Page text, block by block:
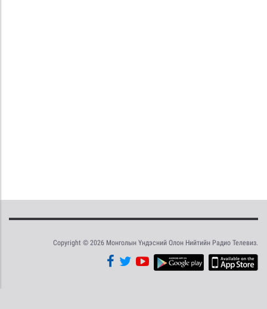
Copyright © 2026 Монголын Үндэсний Олон Нийтийн Радио Телевиз.